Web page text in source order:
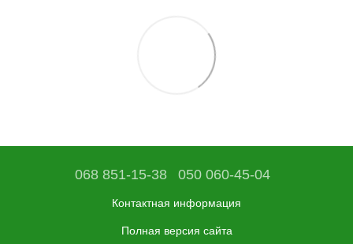
068 851-15-38 050 060-45-04
Контактная информация
Полная версия сайта